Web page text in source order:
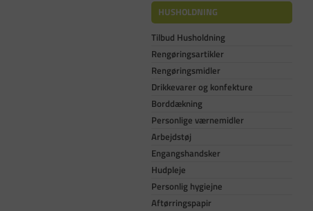
HUSHOLDNING
Tilbud Husholdning
Rengøringsartikler
Rengøringsmidler
Drikkevarer og konfekture
Borddækning
Personlige værnemidler
Arbejdstøj
Engangshandsker
Hudpleje
Personlig hygiejne
Aftørringspapir